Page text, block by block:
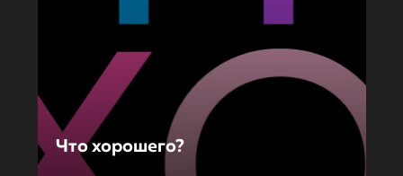
Что хорошего?